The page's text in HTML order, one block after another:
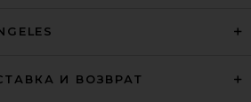
И ВОЗВРАТ